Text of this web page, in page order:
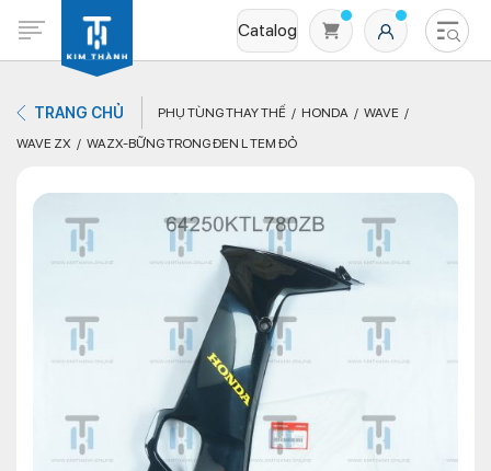
Catalog
Không có sản phẩm nào trong giỏ hàng
TRANG CHỦ PHỤ TÙNG THAY THẾ HONDA
WAVE
WAVE ZX
WAZX-BỮNG TRONG ĐEN L TEM ĐỎ